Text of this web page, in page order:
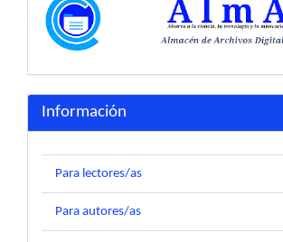
Información
Para lectores/as
Para autores/as